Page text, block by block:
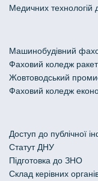
Медичних технологій
Машинобудівний
Фаховий коледж
Жовтоводський
Фаховий коледж
Доступ до публічної
Статут ДНУ
Підготовка до ЗНО
Склад керівних